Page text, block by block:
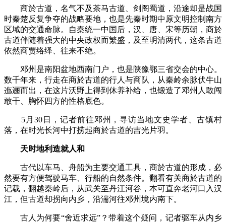
商於古道，名气不及茶马古道、剑阁蜀道，沿途却是战国
时秦楚反复争夺的战略要地，也是先秦时期中原文明控制南方
区域的交通命脉。自秦统一中国后，汉、唐、宋等历朝，商於
古道伴随着强大的中央政权而繁盛，及至明清两代，这条古道
依然商贾络绎、往来不绝。
邓州是南阳盆地西南门户，也是陕豫鄂三省交会的中心。
数千年来，行走在商於古道的行人与商队，从秦岭余脉伏牛山
迤逦而出，在这片沃野上得到休养补给，也锻造了邓州人敢闯
敢干、胸怀四方的性格底色。
5月30日，记者前往邓州，寻访当地文史学者、古镇村
落，在时光长河中打捞起商於古道的吉光片羽。
天时地利造就人和
古代以车马、舟船为主要交通工具，商於古道的形成，必
然要有方便驾驶马车、行船的自然条件。翻看有关商於古道的
记载，翻越秦岭后，从武关至丹江河谷，本可直奔老河口入汉
江，但古道却拐向内乡，沿湍河往邓州境内南下。
古人为何要“舍近求远”？带着这个疑问，记者驱车从内乡